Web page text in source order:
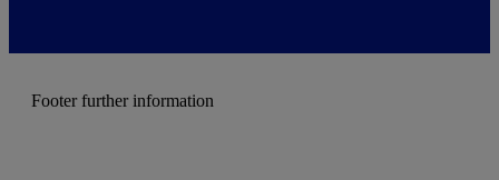
Footer further information